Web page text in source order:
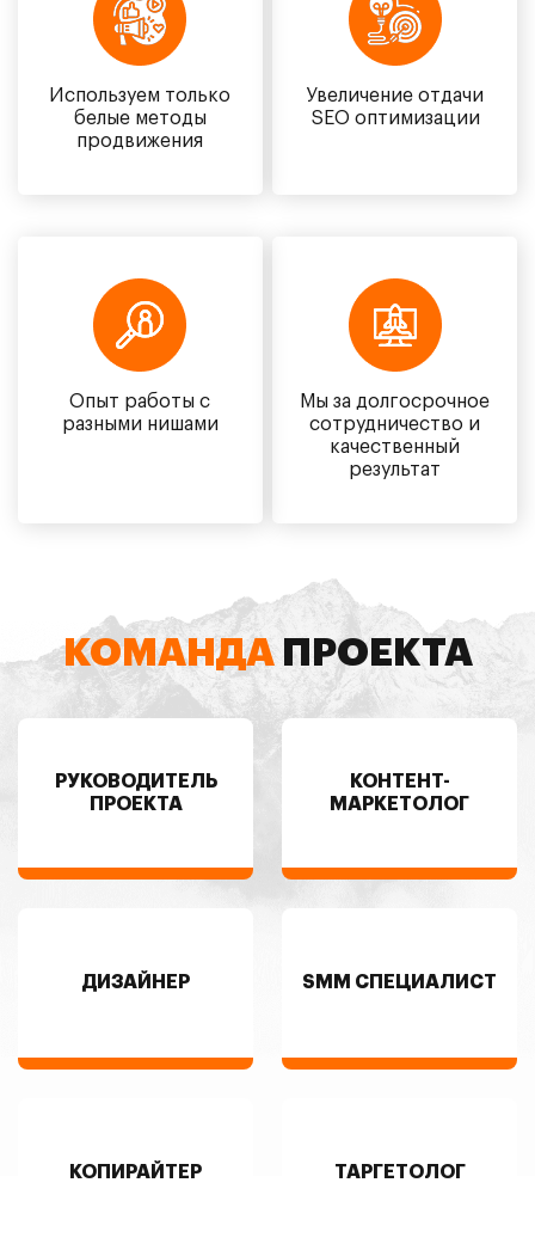
Используем только
белые методы
продвижения
Увеличение отдачи
SEO оптимизации
Опыт работы с
разными нишами
Мы за долгосрочное
сотрудничество и
качественный
результат
КОМАНДАПРОЕКТА
РУКОВОДИТЕЛЬ
ПРОЕКТА
КОНТЕНТ-
МАРКЕТОЛОГ
ДИЗАЙНЕР SMM СПЕЦИАЛИСТ
КОПИРАЙТЕР ТАРГЕТОЛОГ